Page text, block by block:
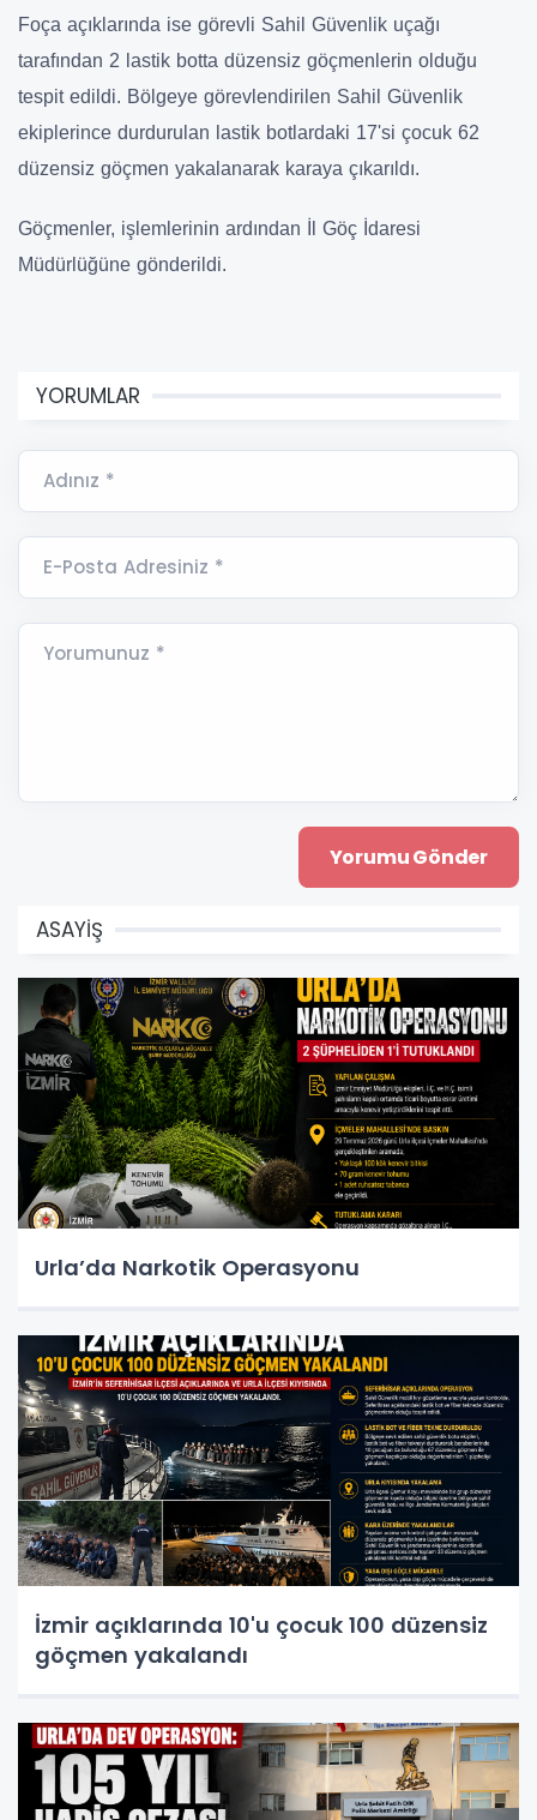
Foça açıklarında ise görevli Sahil Güvenlik uçağı
tarafından 2 lastik botta düzensiz göçmenlerin olduğu
tespit edildi. Bölgeye görevlendirilen Sahil Güvenlik
ekiplerince durdurulan lastik botlardaki 17'si çocuk 62
düzensiz göçmen yakalanarak karaya çıkarıldı.
Göçmenler, işlemlerinin ardından İl Göç İdaresi
Müdürlüğüne gönderildi.
YORUMLAR
Adınız *
E-Posta Adresiniz *
Yorumunuz *
ASAYİŞ
Urla’da Narkotik Operasyonu
İzmir açıklarında 10'u çocuk 100 düzensiz
göçmen yakalandı